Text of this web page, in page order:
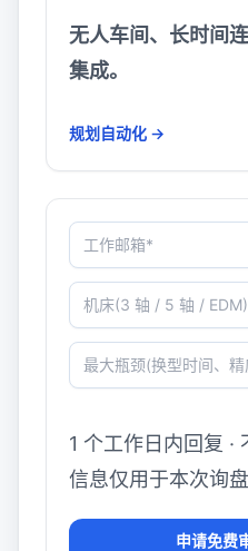
无人车间、长时间
集成。
规划自动化 →
工作邮箱*
机床(3 轴 / 5 轴 /
最大瓶颈(换型时间、
1 个工作日内回复 ·
信息仅用于本次询盘
申请免费